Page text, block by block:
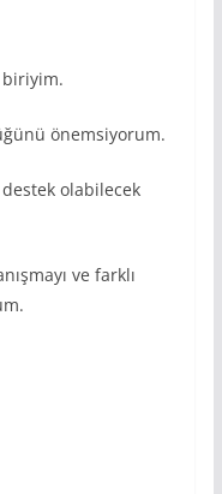
biriyim.
önemsiyorum.
olabilecek
ve farklı